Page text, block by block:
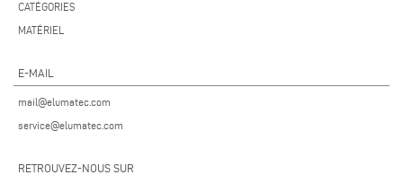
CATÉGORIES
MATÉRIEL
E-MAIL
mail@elumatec.com
service@elumatec.com
RETROUVEZ-NOUS SUR